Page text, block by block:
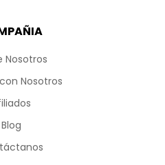
Nosotros
Nosotros
Blog